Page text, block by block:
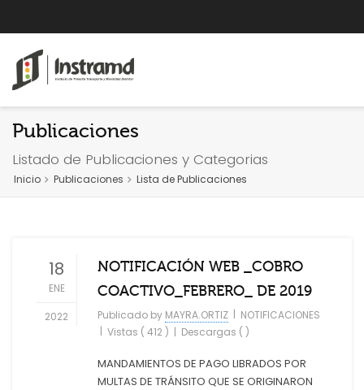
Publicaciones
Listado de Publicaciones y Categorias
Inicio Publicaciones Lista de Publicaciones
18
ENE
2022
NOTIFICACIÓN WEB _COBRO
COACTIVO_FEBRERO_ DE 2019
Publicado by MAYRA.ORTIZ | NOTIFICACIONES
| Vistas ( 412 ) | Descargas ( )
MANDAMIENTOS DE PAGO LIBRADOS POR
MULTAS DE TRÁNSITO QUE SE ORIGINARON